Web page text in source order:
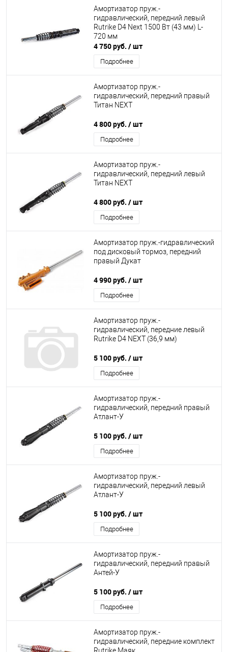
Амортизатор пруж.-
гидравлический, передний левый
Rutrike D4 Next 1500 Вт (43 мм) L-
720 мм
4 750 руб. / шт
Подробнее
Амортизатор пруж.-
гидравлический, передний правый
Титан NEXT
4 800 руб. / шт
Подробнее
Амортизатор пруж.-
гидравлический, передний левый
Титан NEXT
4 800 руб. / шт
Подробнее
Амортизатор пруж.-гидравлический
под дисковый тормоз, передний
правый Дукат
4 990 руб. / шт
Подробнее
Амортизатор пруж.-
гидравлический, передние левый
Rutrike D4 NEXT (36,9 мм)
5 100 руб. / шт
Подробнее
Амортизатор пруж.-
гидравлический, передний правый
Атлант-У
5 100 руб. / шт
Подробнее
Амортизатор пруж.-
гидравлический, передний левый
Атлант-У
5 100 руб. / шт
Подробнее
Амортизатор пруж.-
гидравлический, передний правый
Антей-У
5 100 руб. / шт
Подробнее
Амортизатор пруж.-
гидравлический, передние комплект